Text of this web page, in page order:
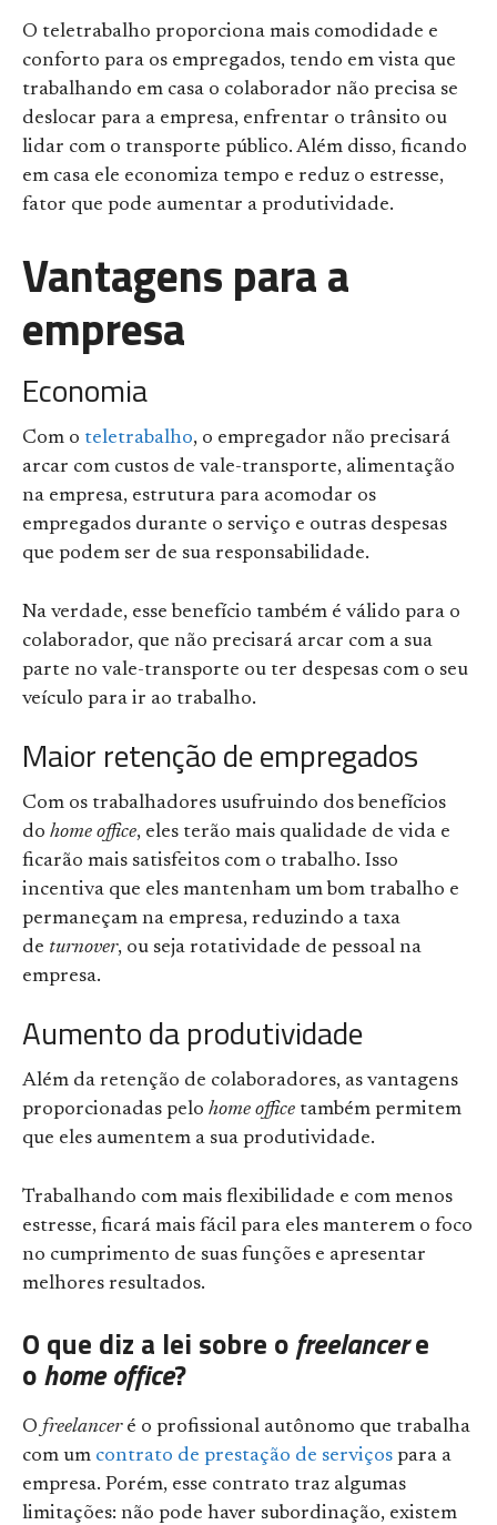
O teletrabalho proporciona mais comodidade e
conforto para os empregados, tendo em vista que
trabalhando em casa o colaborador não precisa se
deslocar para a empresa, enfrentar o trânsito ou
lidar com o transporte público. Além disso, ficando
em casa ele economiza tempo e reduz o estresse,
fator que pode aumentar a produtividade.
Vantagens para a
empresa
Economia
Com o teletrabalho, o empregador não precisará
arcar com custos de vale-transporte, alimentação
na empresa, estrutura para acomodar os
empregados durante o serviço e outras despesas
que podem ser de sua responsabilidade.
Na verdade, esse benefício também é válido para o
colaborador, que não precisará arcar com a sua
parte no vale-transporte ou ter despesas com o seu
veículo para ir ao trabalho.
Maior retenção de empregados
Com os trabalhadores usufruindo dos benefícios
do home office, eles terão mais qualidade de vida e
ficarão mais satisfeitos com o trabalho. Isso
incentiva que eles mantenham um bom trabalho e
permaneçam na empresa, reduzindo a taxa
de turnover, ou seja rotatividade de pessoal na
empresa.
Aumento da produtividade
Além da retenção de colaboradores, as vantagens
proporcionadas pelo home office também permitem
que eles aumentem a sua produtividade.
Trabalhando com mais flexibilidade e com menos
estresse, ficará mais fácil para eles manterem o foco
no cumprimento de suas funções e apresentar
melhores resultados.
O que diz a lei sobre ofreelancere
ohome office?
O freelanceré o profissional autônomo que trabalha
com um contrato de prestação de serviços para a
empresa. Porém, esse contrato traz algumas
limitações: não pode haver subordinação, existem